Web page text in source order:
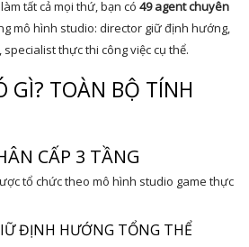
tất cả mọi thứ, bạn có 49 agent chuyên
mô hình studio: director giữ định hướng,
thực thi công việc cụ thể.
GÌ? TOÀN BỘ TÍNH
CẤP 3 TẦNG
tổ chức theo mô hình studio game thực
ĐỊNH HƯỚNG TỔNG THỂ